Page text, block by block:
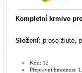
Kompletní krmivo
Složení: proso žluté, p
Kód: 12
Přepravní hmotnost: